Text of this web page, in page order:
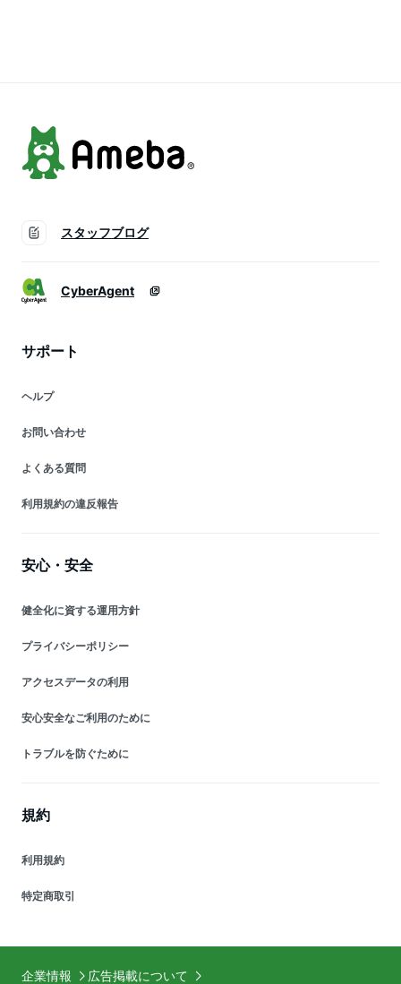
スタッフブログ
CyberAgent
サポート
ヘルプ
お問い合わせ
よくある質問
利用規約の違反報告
安心・安全
健全化に資する運用方針
プライバシーポリシー
アクセスデータの利用
安心安全なご利用のために
トラブルを防ぐために
規約
利用規約
特定商取引
企業情報 広告掲載について